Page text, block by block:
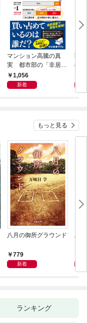
マンション高騰の真
実 都市部の「非居住
化」が街を壊す
1,056
新着
戦
の
もっと見る
八月の御所グラウンド
779
新着
黒
ランキング